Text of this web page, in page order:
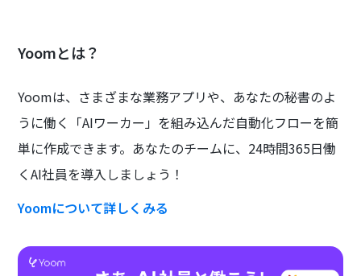
Yoomとは？
Yoomは、さまざまな業務アプリや、あなたの秘書のよ
うに働く「AIワーカー」を組み込んだ自動化フローを簡
単に作成できます。あなたのチームに、24時間365日働
くAI社員を導入しましょう！
Yoomについて詳しくみる